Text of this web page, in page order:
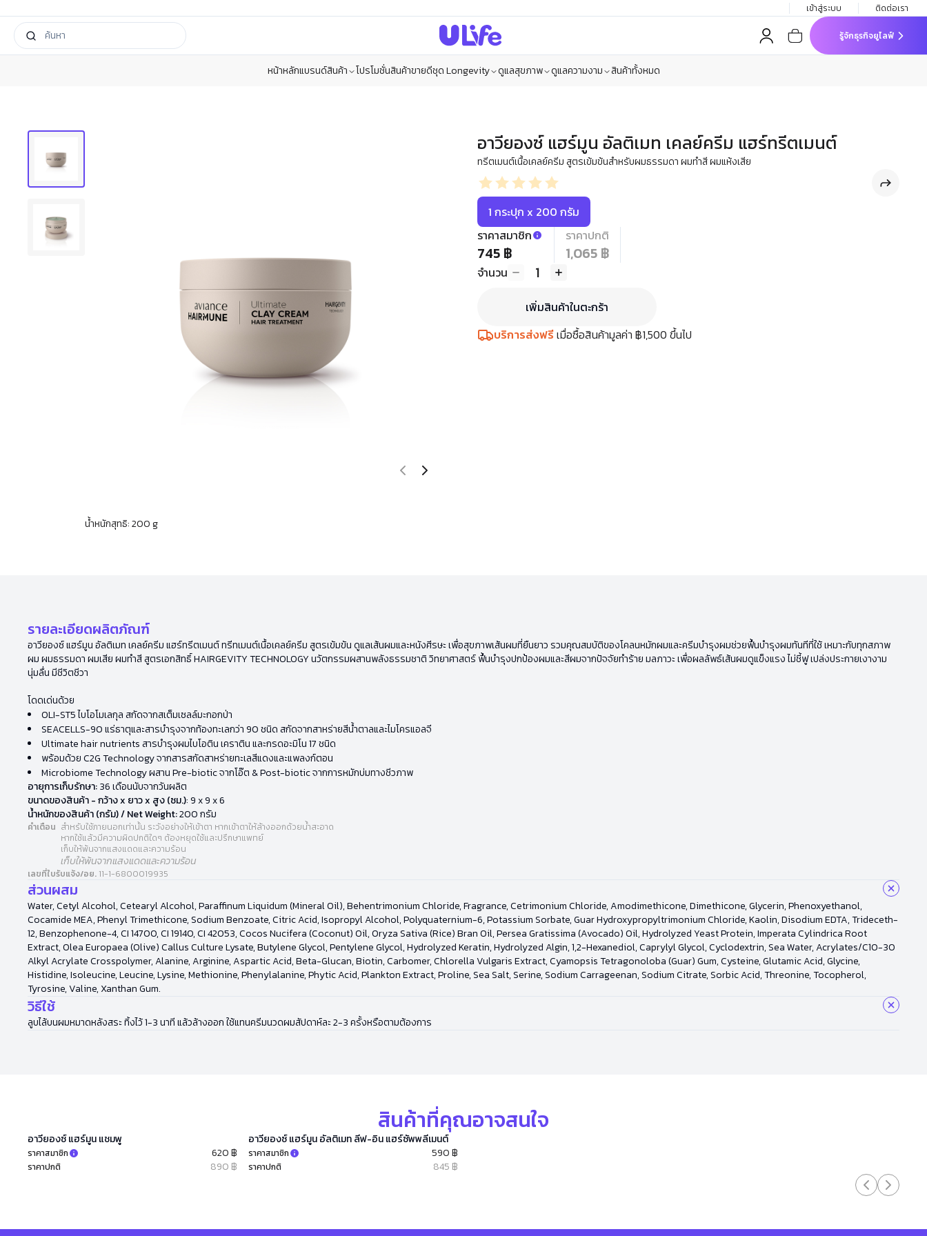
เข้าสู่ระบบ ติดต่อเรา
รู้จักธุรกิจยูไลฟ์
หน้าหลักแบรนด์สินค้า โปรโมชั่นสินค้าขายดีชุด Longevity ดูแลสุขภาพ ดูแลความงาม สินค้าทั้งหมด
น้ำหนักสุทธิ: 200 g
อาวียองซ์ แฮร์มูน อัลติเมท เคลย์ครีม แฮร์ทรีตเมนต์
ทรีตเมนต์เนื้อเคลย์ครีม สูตรเข้มข้นสำหรับผมธรรมดา ผมทำสี ผมแห้งเสีย
1 กระปุก x 200 กรัม
ราคาสมาชิก
745 ฿
ราคาปกติ
1,065 ฿
จำนวน 1
เพิ่มสินค้าในตะกร้า
บริการส่งฟรีเมื่อซื้อสินค้ามูลค่า ฿1,500 ขึ้นไป
รายละเอียดผลิตภัณฑ์
อาวียองซ์ แฮร์มูน อัลติเมท เคลย์ครีม แฮร์ทรีตเมนต์ ทรีทเมนต์เนื้อเคลย์ครีม สูตรเข้มข้น ดูแลเส้นผมและหนังศีรษะ เพื่อสุขภาพเส้นผมที่ยืนยาว รวมคุณสมบัติของโคลนหมักผมและครีมบำรุงผมช่วยฟื้นบำรุงผมทันทีที่ใช้ เหมาะกับทุกสภาพ
ผม ผมธรรมดา ผมเสีย ผมทำสี สูตรเอกสิทธิ์ HAIRGEVITY TECHNOLOGY นวัตกรรมผสานพลังธรรมชาติ วิทยาศาสตร์ ฟื้นบำรุงปกป้องผมและสีผมจากปัจจัยทำร้าย มลภาวะ เพื่อผลลัพธ์เส้นผมดูแข็งแรง ไม่ชี้ฟู เปล่งประกายเงางาม
นุ่มลื่น มีชีวิตชีวา
โดดเด่นด้วย
OLI-ST5 ไบโอโมเลกุล สกัดจากสเต็มเซลล์มะกอกป่า
SEACELLS-90 แร่ธาตุและสารบำรุงจากท้องทะเลกว่า 90 ชนิด สกัดจากสาหร่ายสีน้ำตาลและไมโครแอลจี
Ultimate hair nutrients สารบำรุงผมไบโอติน เคราติน และกรดอะมิโน 17 ชนิด
พร้อมด้วย C2G Technology จากสารสกัดสาหร่ายทะเลสีแดงและแพลงก์ตอน
Microbiome Technology ผสาน Pre-biotic จากโอ๊ต & Post-biotic จากการหมักบ่มทางชีวภาพ
อายุการเก็บรักษา:36 เดือนนับจากวันผลิต
ขนาดของสินค้า - กว้าง x ยาว x สูง (ซม.): 9 x 9 x 6
น้ำหนักของสินค้า (กรัม) / Net Weight:200 กรัม
คำเตือน สำหรับใช้ภายนอกเท่านั้น ระวังอย่างให้เข้าตา หากเข้าตาให้ล้างออกด้วยน้ำสะอาด
หากใช้แล้วมีความผิดปกติใดๆ ต้องหยุดใช้และปรึกษาแพทย์
เก็บให้พ้นจากแสงแดดและความร้อน
เก็บให้พ้นจากแสงแดดและความร้อน
เลขที่ใบรับแจ้ง/อย. 11-1-6800019935
ส่วนผสม
Water, Cetyl Alcohol, Cetearyl Alcohol, Paraffinum Liquidum (Mineral Oil), Behentrimonium Chloride, Fragrance, Cetrimonium Chloride, Amodimethicone, Dimethicone, Glycerin, Phenoxyethanol,
Cocamide MEA, Phenyl Trimethicone, Sodium Benzoate, Citric Acid, Isopropyl Alcohol, Polyquaternium-6, Potassium Sorbate, Guar Hydroxypropyltrimonium Chloride, Kaolin, Disodium EDTA, Trideceth-
12, Benzophenone-4, CI 14700, CI 19140, CI 42053, Cocos Nucifera (Coconut) Oil, Oryza Sativa (Rice) Bran Oil, Persea Gratissima (Avocado) Oil, Hydrolyzed Yeast Protein, Imperata Cylindrica Root
Extract, Olea Europaea (Olive) Callus Culture Lysate, Butylene Glycol, Pentylene Glycol, Hydrolyzed Keratin, Hydrolyzed Algin, 1,2-Hexanediol, Caprylyl Glycol, Cyclodextrin, Sea Water, Acrylates/C10-30
Alkyl Acrylate Crosspolymer, Alanine, Arginine, Aspartic Acid, Beta-Glucan, Biotin, Carbomer, Chlorella Vulgaris Extract, Cyamopsis Tetragonoloba (Guar) Gum, Cysteine, Glutamic Acid, Glycine,
Histidine, Isoleucine, Leucine, Lysine, Methionine, Phenylalanine, Phytic Acid, Plankton Extract, Proline, Sea Salt, Serine, Sodium Carrageenan, Sodium Citrate, Sorbic Acid, Threonine, Tocopherol,
Tyrosine, Valine, Xanthan Gum.
วิธีใช้
ลูบไล้บนผมหมาดหลังสระ ทิ้งไว้ 1-3 นาที แล้วล้างออก ใช้แทนครีมนวดผมสัปดาห์ละ 2-3 ครั้งหรือตามต้องการ
สินค้าที่คุณอาจสนใจ
อาวียองซ์ แฮร์มูน แชมพู
ราคาสมาชิก 620 ฿
ราคาปกติ 890 ฿
อาวียองซ์ แฮร์มูน อัลติเมท ลีฟ-อิน แฮร์ซัพพลีเมนต์
ราคาสมาชิก 590 ฿
ราคาปกติ 845 ฿